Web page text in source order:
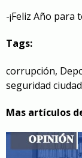
-¡Feliz Año para
Tags:
corrupción,
seguridad
Mas artículos